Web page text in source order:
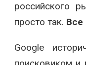
российского
просто так. Все
Google